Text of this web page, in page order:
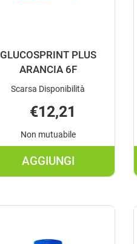
GLUCOSPRINT PLUS
ARANCIA 6F
Scarsa Disponibilità
€12,21
Non mutuabile
AGGIUNGI
AGGIUNGI
ARANCIA